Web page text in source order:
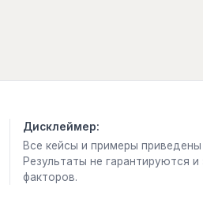
Не пропускать через сердце
Не потому что стала
А потому что понимаю:
Дисклеймер:
Все кейсы и примеры
Результаты не гарантируются
факторов.